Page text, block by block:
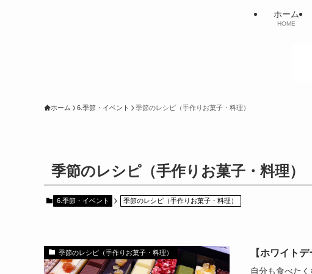
ホーム
HOME
ホーム 6.季節・イベント 季節のレシピ（手作りお菓子・料理）
季節のレシピ（手作りお菓子・料理）
6.季節・イベント 季節のレシピ（手作りお菓子・料理）
季節のレシピ（手作りお菓子・料理） 【ホワイト
自分も食べた